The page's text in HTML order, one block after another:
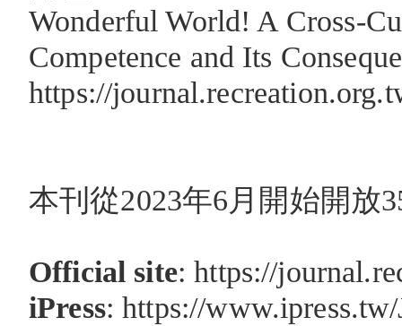
Wonderful World! A Cross-
Competence and Its
https://
本刊從2023年6月開始開放
Official site:https://
iPress:https://